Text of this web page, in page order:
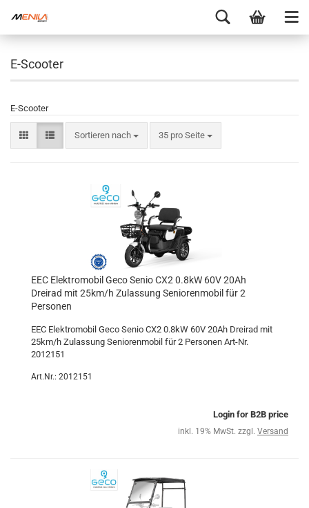
E-Scooter
E-Scooter
Sortieren nach 35 pro Seite
EEC Elektromobil Geco Senio CX2 0.8kW 60V 20Ah
Dreirad mit 25km/h Zulassung Seniorenmobil für 2
Personen
EEC Elektromobil Geco Senio CX2 0.8kW 60V 20Ah Dreirad mit
25km/h Zulassung Seniorenmobil für 2 Personen Art-Nr.
2012151
Art.Nr.: 2012151
Login for B2B price
inkl. 19% MwSt. zzgl. Versand